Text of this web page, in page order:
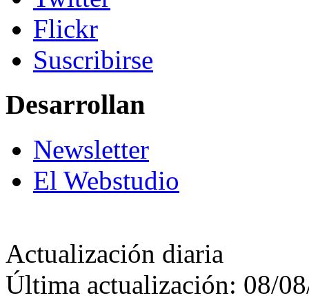
Flickr
Suscribirse
Desarrollan
Newsletter
El Webstudio
Actualización diaria
Última actualización: 08/